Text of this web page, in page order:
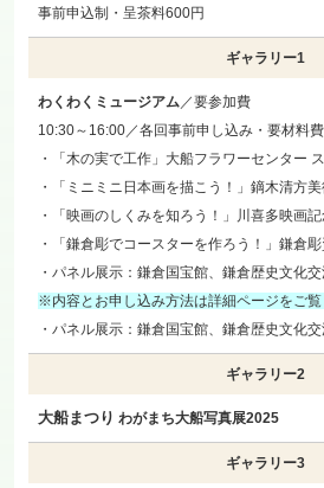
事前申込制・呈茶料600円
ギャラリー1
わくわくミュージアム／要参加費
10:30～16:00／各回事前申し込み・要材料費
・「木の実で工作」大船フラワーセンター
・「ミニミニ日本画を描こう！」鏑木清方
・「映画のしくみを知ろう！」川喜多映画
・「鎌倉彫でコースターを作ろう！」鎌倉
・パネル展示：鎌倉国宝館、鎌倉歴史文化
※内容とお申し込み方法は詳細ページをご覧
・パネル展示：鎌倉国宝館、鎌倉歴史文化
ギャラリー2
大船まつり わがまち大船写真展2025
ギャラリー3